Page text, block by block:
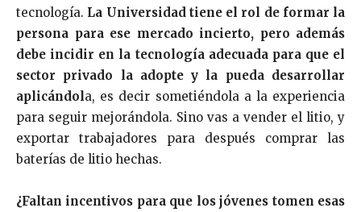
tecnología. La Universidad tiene el rol de formar la
persona para ese mercado incierto, pero además
debe incidir en la tecnología adecuada para que el
sector privado la adopte y la pueda desarrollar
aplicándola, es decir sometiéndola a la experiencia
para seguir mejorándola. Sino vas a vender el litio, y
exportar trabajadores para después comprar las
baterías de litio hechas.
¿Faltan incentivos para que los jóvenes tomen esas